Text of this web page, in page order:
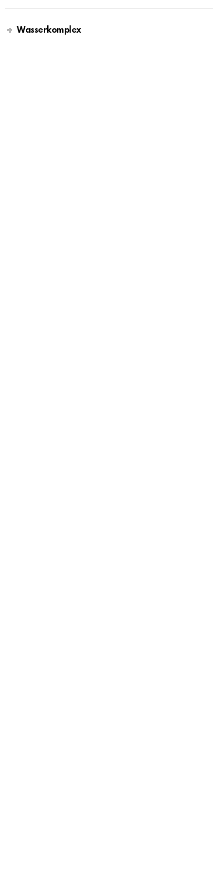
Wasserkomplex